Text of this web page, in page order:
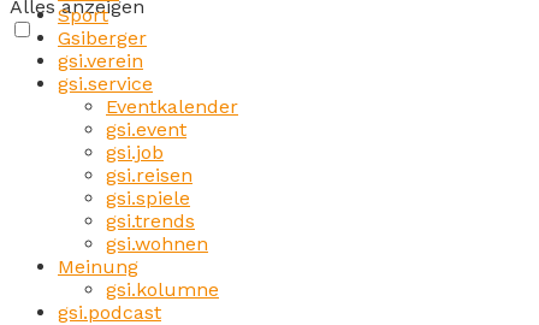
Alles anzeigen
Sport
Gsiberger
gsi.verein
gsi.service
Eventkalender
gsi.event
gsi.job
gsi.reisen
gsi.spiele
gsi.trends
gsi.wohnen
Meinung
gsi.kolumne
gsi.podcast